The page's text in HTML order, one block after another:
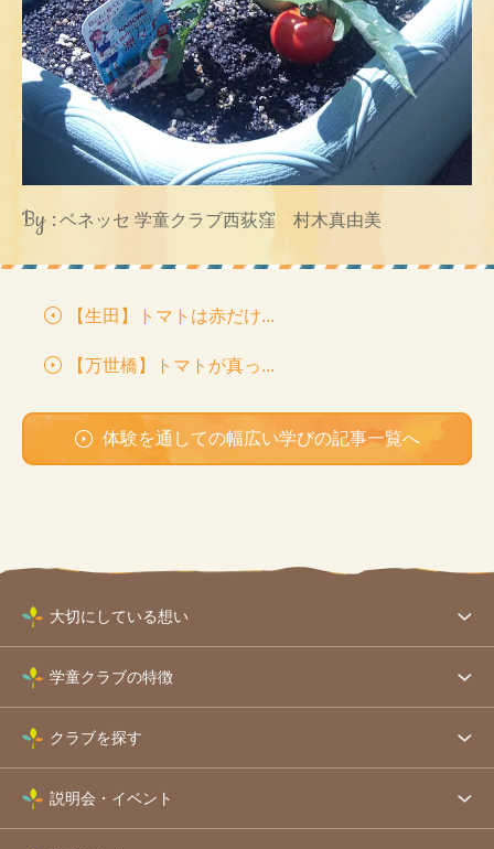
By : ベネッセ 学童クラブ西荻窪 村木真由美
【生田】トマトは赤だけ...
【万世橋】トマトが真っ...
体験を通しての幅広い学びの記事一覧へ
大切にしている想い
学童クラブの特徴
クラブを探す
説明会・イベント